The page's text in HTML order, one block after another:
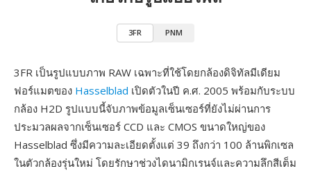
3FR PNM
3FR เป็นรูปแบบภาพ RAW เฉพาะที่ใช้โดยกล้องดิจิทัลมีเดียม
ฟอร์แมตของ Hasselblad เปิดตัวในปี ค.ศ. 2005 พร้อมกับระบบ
กล้อง H2D รูปแบบนี้จับภาพข้อมูลเซ็นเซอร์ที่ยังไม่ผ่านการ
ประมวลผลจากเซ็นเซอร์ CCD และ CMOS ขนาดใหญ่ของ
Hasselblad ซึ่งมีความละเอียดตั้งแต่ 39 ถึงกว่า 100 ล้านพิกเซล
ในตัวกล้องรุ่นใหม่ โดยรักษาช่วงไดนามิกเรนจ์และความลึกสีเต็ม